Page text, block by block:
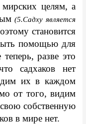
мирских целям, а
(5.Садху является
становится
помощью для
разве это
садхаков нет
их в каждом
от того, видим
собственную
в мире нет.